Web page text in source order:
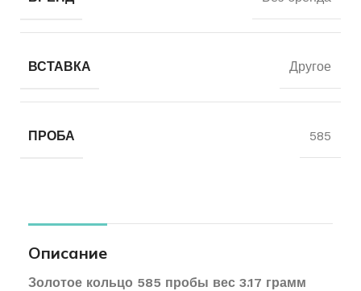
ВСТАВКА Другое
ПРОБА 585
Описание
Золотое кольцо 585 пробы вес 3.17 грамм